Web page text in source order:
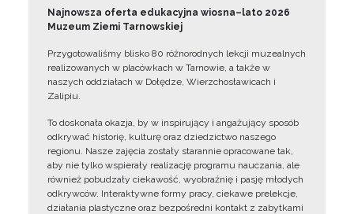
Najnowsza oferta edukacyjna wiosna–lato 2026
Muzeum Ziemi Tarnowskiej
Przygotowaliśmy blisko 80 różnorodnych lekcji muzealnych
realizowanych w placówkach w Tarnowie, a także w
naszych oddziałach w Dołędze, Wierzchosławicach i
Zalipiu.
To doskonała okazja, by w inspirujący i angażujący sposób
odkrywać historię, kulturę oraz dziedzictwo naszego
regionu. Nasze zajęcia zostały starannie opracowane tak,
aby nie tylko wspierały realizację programu nauczania, ale
również pobudzały ciekawość, wyobraźnię i pasję młodych
odkrywców. Interaktywne formy pracy, ciekawe prelekcje,
działania plastyczne oraz bezpośredni kontakt z zabytkami